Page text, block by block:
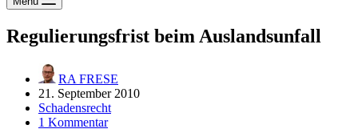
Regulierungsfrist beim Auslandsunfall
RA FRESE
21. September 2010
Schadensrecht
1 Kommentar